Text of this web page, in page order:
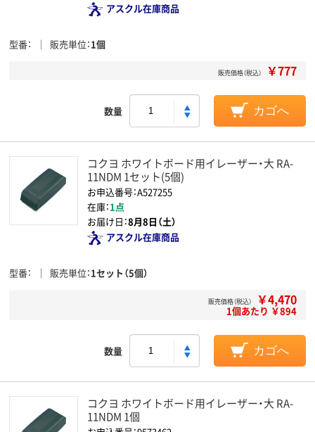
アスクル在庫商品
型番 販売単位 1個
販売価格（税込） ￥777
数量 カゴへ
コクヨ ホワイトボード用イレーザー・大 RA-
11NDM 1セット(5個)
お申込番号：A527255
在庫：1点
お届け日：8月8日（土）
アスクル在庫商品
型番 販売単位 1セット（5個）
販売価格（税込） ￥4,470
1個あたり ￥894
数量 カゴへ
コクヨ ホワイトボード用イレーザー・大 RA-
11NDM 1個